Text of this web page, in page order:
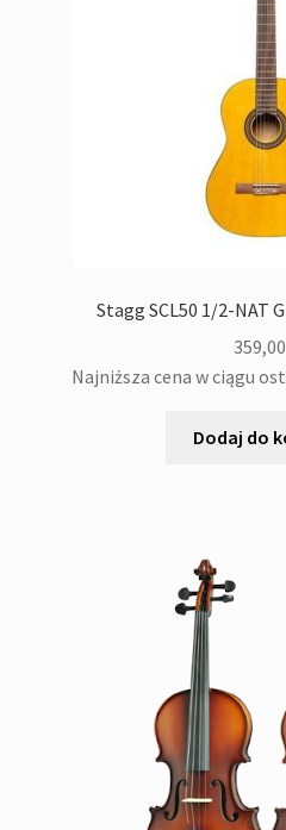
Stagg SCL50 1/2-NAT
359,00
Najniższa cena w ciągu
Dodaj do